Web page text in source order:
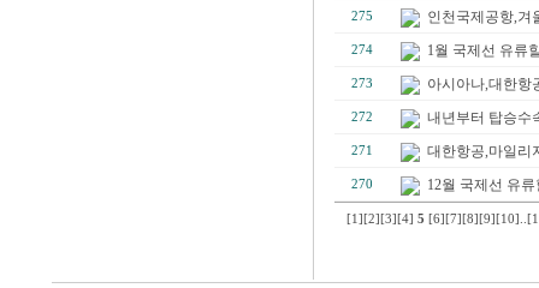
275 인천국제공항,겨
274 1월 국제선 유류
273 아시아나,대한항
272 내년부터 탑승수
271 대한항공,마일리
270 12월 국제선 유
[1] [2] [3] [4] 5 [6] [7] [8] [9] [10]